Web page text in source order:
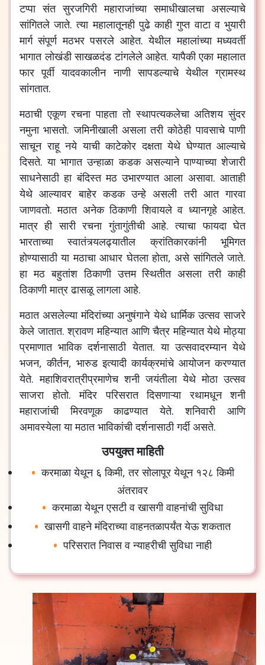
टप्पा संत सुरजगिरी महाराजांच्या समाधीखालचा असल्याचे
सांगितले जाते.त्या महालातूनही पुढे काही गुप्त वाटा व भुयारी
मार्ग संपूर्ण मठभर पसरले आहेत.येथील महालांच्या मध्यवर्ती
भागात लोखंडी साखळदंड टांगलेले आहेत.यापैकी एका महालात
फार पूर्वी यादवकालीन नाणी सापडल्याचे येथील ग्रामस्थ
सांगतात.
मठाची एकूण रचना पाहता तो स्थापत्यकलेचा अतिशय सुंदर
नमुना भासतो.जमिनीखाली असला तरी कोठेही पावसाचे पाणी
साचून राहू नये याची काटेकोर दक्षता येथे घेण्यात आल्याचे
दिसते.या भागात उन्हाळा कडक असल्याने पाण्याच्या शेजारी
साधनेसाठी हा बंदिस्त मठ उभारण्यात आला असावा.आताही
येथे आल्यावर बाहेर कडक उन्हे असली तरी आत गारवा
जाणवतो.मठात अनेक ठिकाणी शिवायले व ध्यानगृहे आहेत.
मात्र ही सारी रचना गुंतागुंतीची आहे.त्याचा फायदा घेत
भारताच्या
स्वातंत्र्यलढ्यातील क्रांतिकारकांनी
भूमिगत
होण्यासाठी या मठाचा आधार घेतला होता,असे सांगितले जाते.
हा मठ बहुतांश ठिकाणी उत्तम स्थितीत असला तरी काही
ठिकाणी मात्र ढासळू लागला आहे.
मठात असलेल्या मंदिरांच्या अनुषंगाने येथे धार्मिक उत्सव साजरे
केले जातात.श्रावण महिन्यात आणि चैत्र महिन्यात येथे मोठ्या
प्रमाणात भाविक दर्शनासाठी येतात.या उत्सवादरम्यान येथे
भजन,कीर्तन, भारुड इत्यादी कार्यक्रमांचे आयोजन करण्यात
येते.महाशिवरात्रीप्रमाणेच शनी जयंतीला येथे मोठा उत्सव
साजरा
होतो.मंदिर परिसरात दिसणाऱ्या रथामधून
शनी
महाराजांची
मिरवणूक काढण्यात येते.शनिवारी
आणि
अमावस्येला या मठात भाविकांची दर्शनासाठी गर्दी असते.
उपयुक्त माहिती
करमाळा येथून ६ किमी,तर सोलापूर येथून १२८ किमी
अंतरावर
करमाळा येथून एसटी व खासगी वाहनांची सुविधा
खासगी वाहने मंदिराच्या वाहनतळापर्यंत येऊ शकतात
परिसरात निवास व न्याहरीची सुविधा नाही